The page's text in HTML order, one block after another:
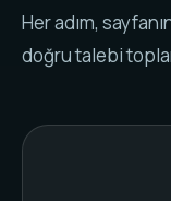
Her adım,
doğru talebi